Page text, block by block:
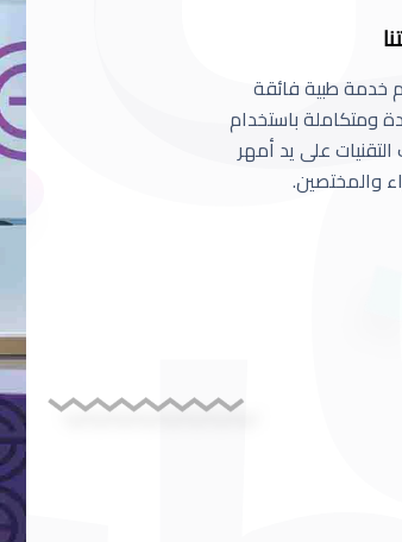
خدمة طبية فائقة
ومتكاملة باستخدام
على يد أمهر
والمختصين.